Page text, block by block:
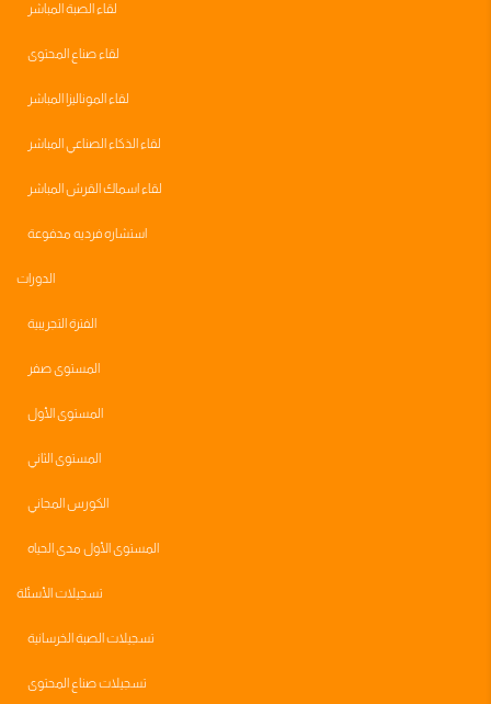
لقاء الصبة المباشر
لقاء صناع المحتوى
لقاء الموناليزا المباشر
لقاء الذكاء الصناعي المباشر
لقاء اسماك القرش المباشر
استشاره فرديه مدفوعة
الدورات
الفترة التجريبية
المستوى صفر
المستوى الأول
المستوى الثاني
الكورس المجاني
المستوى الأول مدى الحياه
تسجيلات الأسئلة
تسجيلات الصبة الخرسانية
تسجيلات صناع المحتوى